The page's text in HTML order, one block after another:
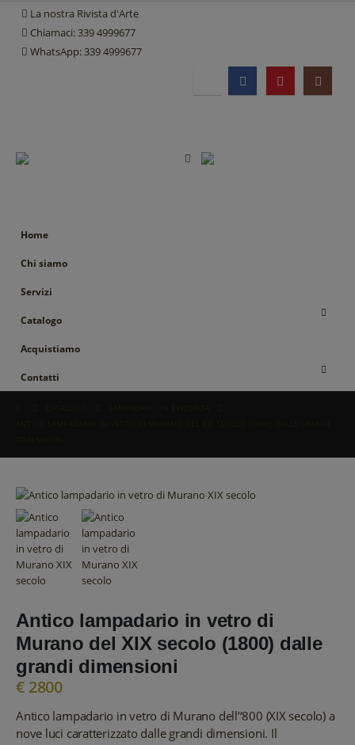
La nostra Rivista d'Arte
Chiamaci: 339 4999677
WhatsApp: 339 4999677
Home
Chi siamo
Servizi
Catalogo
Acquistiamo
Contatti
Antico lampadario in vetro di
Murano del XIX secolo (1800) dalle
grandi dimensioni
€ 2800
Antico lampadario in vetro di Murano dell’‘800 (XIX secolo) a
nove luci caratterizzato dalle grandi dimensioni. Il